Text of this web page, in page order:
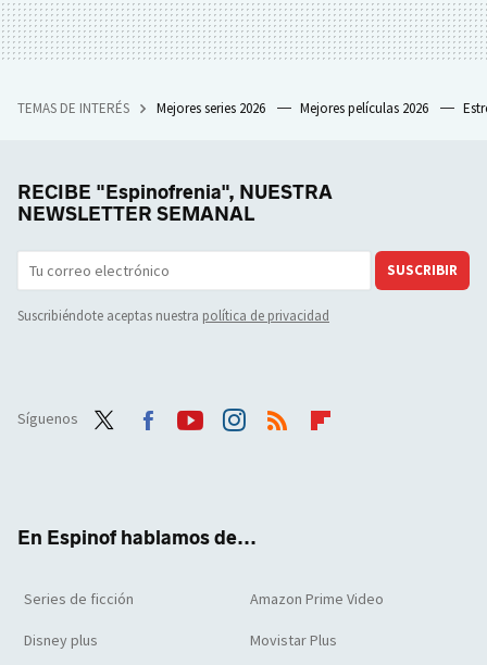
TEMAS DE INTERÉS Mejores series 2026 Mejores películas 2026
RECIBE "Espinofrenia", NUESTRA
NEWSLETTER SEMANAL
SUSCRIBIR
Suscribiéndote aceptas nuestra política de privacidad
Síguenos
En Espinof hablamos de...
Series de ficción Amazon Prime Video
Disney plus Movistar Plus